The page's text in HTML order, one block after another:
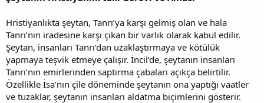
Hristiyanlıkta şeytan, Tanrı’ya karşı gelmiş olan ve hala
Tanrı’nın iradesine karşı çıkan bir varlık olarak kabul edilir.
Şeytan, insanları Tanrı’dan uzaklaştırmaya ve kötülük
yapmaya teşvik etmeye çalışır. İncil’de, şeytanın insanları
Tanrı’nın emirlerinden saptırma çabaları açıkça belirtilir.
Özellikle İsa’nın çile döneminde şeytanın ona yaptığı vaatler
ve tuzaklar, şeytanın insanları aldatma biçimlerini gösterir.